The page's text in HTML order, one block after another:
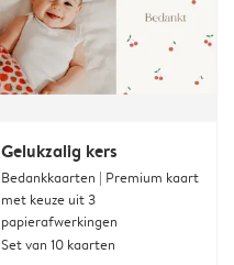
Gelukzalig kers
Bedankkaarten | Premium kaart
met keuze uit 3
papierafwerkingen
Set van 10 kaarten